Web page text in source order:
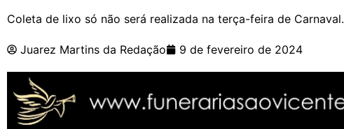
Coleta de lixo só não será realizada na terça-feira de Carnaval.
Juarez Martins da Redação 9 de fevereiro de 2024